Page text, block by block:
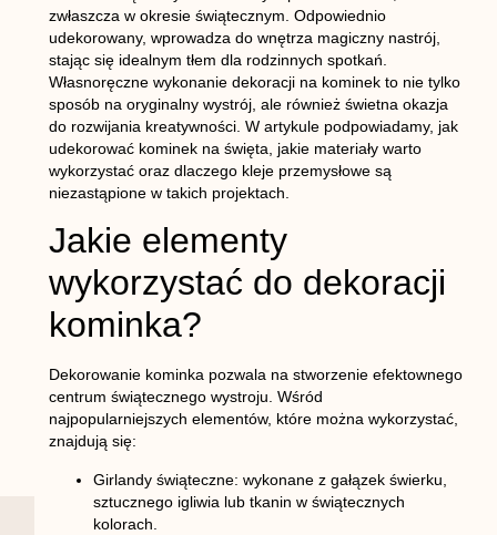
zwłaszcza w okresie świątecznym. Odpowiednio
udekorowany, wprowadza do wnętrza magiczny nastrój,
stając się idealnym tłem dla rodzinnych spotkań.
Własnoręczne wykonanie dekoracji na kominek to nie tylko
sposób na oryginalny wystrój, ale również świetna okazja
do rozwijania kreatywności. W artykule podpowiadamy, jak
udekorować kominek na święta, jakie materiały warto
wykorzystać oraz dlaczego kleje przemysłowesą
niezastąpione w takich projektach.
Jakie elementy
wykorzystać do dekoracji
kominka?
Dekorowanie kominka pozwala na stworzenie efektownego
centrum świątecznego wystroju. Wśród
najpopularniejszych elementów, które można wykorzystać,
znajdują się:
Girlandy świąteczne: wykonane z gałązek świerku,
sztucznego igliwia lub tkanin w świątecznych
kolorach.